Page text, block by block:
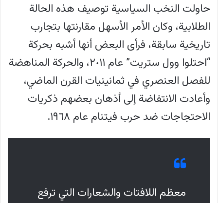
حاولت النخب السياسية توصيف هذه الحالة
الطلابية، وكان الأمر الأسهل مقارنتها بتجارب
تاريخية سابقة، فرأى البعض أنها أشبه بحركة
“احتلوا وول ستريت” عام ٢٠١١، والحركة المناهضة
للفصل العنصري في ثمانينيات القرن الماضي،
وأعادت الانتفاضة إلى أذهان بعضهم ذكريات
الاحتجاجات ضد حرب فيتنام عام ١٩٦٨.
معظم اللافتات والشعارات التي ترفع